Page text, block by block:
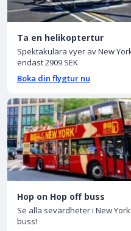
Ta en helikoptertur
Spektakulära vyer av New
endast 2909 SEK
Boka din flygtur nu
Hop on Hop off buss
Se alla sevärdheter i New
buss!